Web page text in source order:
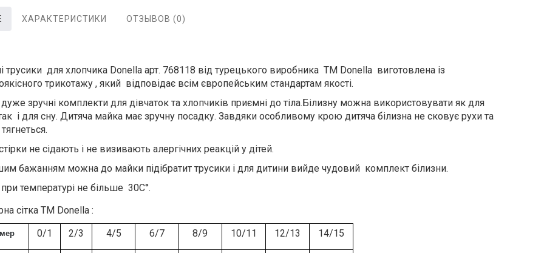
ХАРАКТЕРИСТИКИ ОТЗЫВОВ (0)
трусики для хлопчика Donella арт. 768118 від турецького виробника ТМ Donella виготовлена із
трикотажу , який відповідає всім європейським стандартам якості.
дуже зручні комплекти для дівчаток та хлопчиків приємні до тіла.Білизну можна використовувати як для
і для сну. Дитяча майка має зручну посадку. Завдяки особливому крою дитяча білизна не сковує рухи та
не сідають і не визивають алергічних реакцій у дітей.
бажанням можна до майки підібратит трусики і для дитини вийде чудовий комплект білизни.
температурі не більше 30С°.
сітка ТМ Donella :
0/1 2/3 4/5 6/7 8/9 10/11 12/13 14/15